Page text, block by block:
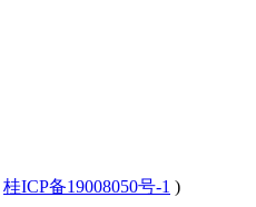
桂ICP备19008050号-1 )